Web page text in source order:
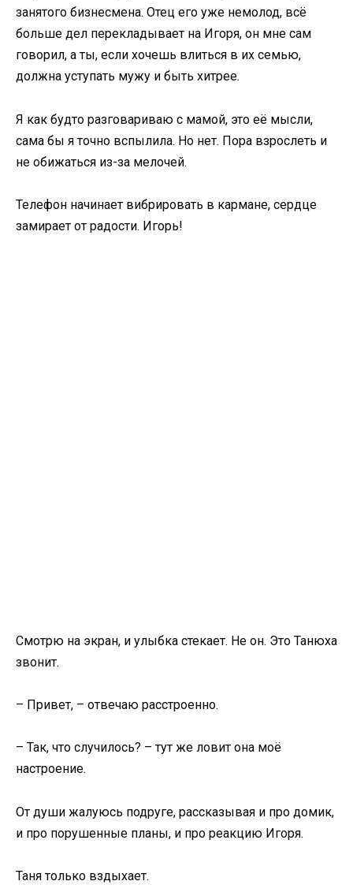
занятого бизнесмена. Отец его уже немолод, всё
больше дел перекладывает на Игоря, он мне сам
говорил, а ты, если хочешь влиться в их семью,
должна уступать мужу и быть хитрее.
Я как будто разговариваю с мамой, это её мысли,
сама бы я точно вспылила. Но нет. Пора взрослеть и
не обижаться из-за мелочей.
Телефон начинает вибрировать в кармане, сердце
замирает от радости. Игорь!
Смотрю на экран, и улыбка стекает. Не он. Это Танюха
звонит.
– Привет, – отвечаю расстроенно.
– Так, что случилось? – тут же ловит она моё
настроение.
От души жалуюсь подруге, рассказывая и про домик,
и про порушенные планы, и про реакцию Игоря.
Таня только вздыхает.